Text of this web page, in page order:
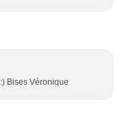
Bises Véronique